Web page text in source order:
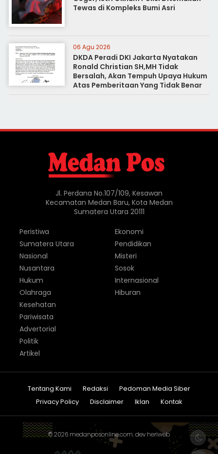
Tewas di Kompleks Bumi Asri
06 Agu 2026
DKDA Peradi DKI Jakarta Nyatakan
Ronald Christian SH,MH Tidak
Bersalah, Akan Tempuh Upaya Hukum
Atas Pemberitaan Yang Tidak Benar
Jl. Perdana No.107/109, Kesawan
Kecamatan Medan Baru, Kota Medan
Sumatera Utara 20111
Peristiwa
Sumatera Utara
Nasional
Nusantara
Hukum
Olahraga
Ekonomi
Pendidikan
Misteri
Sosok
Internasional
Hiburan
Kesehatan
Pariwisata
Advertorial
Politik
Artikel
Tentang Kami Redaksi
Pedoman Media Siber
Privacy Policy
Disclaimer Iklan Kontak
© 2026 medanposonline.com. dev heriweb